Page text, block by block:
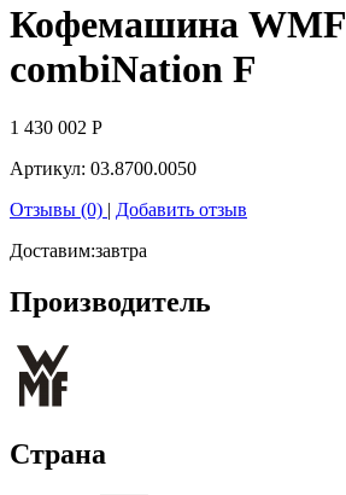
Кофемашина WMF
combiNation F
1 430 002 Р
Артикул: 03.8700.0050
Отзывы (0) | Добавить отзыв
Доставим:завтра
Производитель
Страна